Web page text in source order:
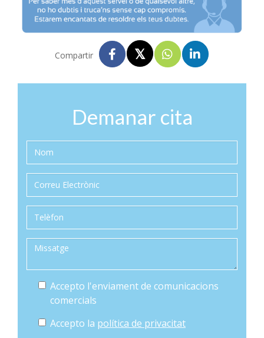
Compartir
Demanar cita
Accepto l'enviament de comunicacions
comercials
Accepto la política de privacitat